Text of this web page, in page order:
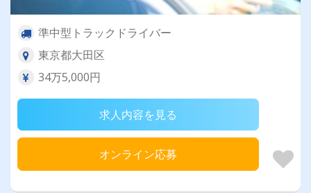
準中型トラックドライバー
東京都大田区
34万5,000円
求人内容を見る
オンライン応募